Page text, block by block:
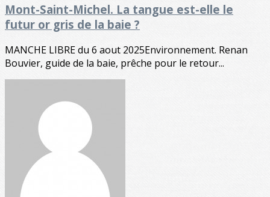
Mont-Saint-Michel. La tangue est-elle le
futur or gris de la baie ?
MANCHE LIBRE du 6 aout 2025Environnement. Renan
Bouvier, guide de la baie, prêche pour le retour...